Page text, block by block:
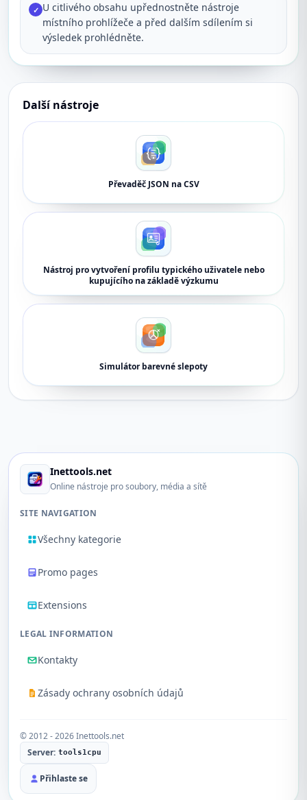
✓ U citlivého obsahu upřednostněte nástroje
místního prohlížeče a před dalším sdílením si
výsledek prohlédněte.
Další nástroje
Převaděč JSON na CSV
Nástroj pro vytvoření profilu typického uživatele nebo
kupujícího na základě výzkumu
Simulátor barevné slepoty
Inettools.net
Online nástroje pro soubory, média a sítě
SITE NAVIGATION
Všechny kategorie
Promo pages
Extensions
LEGAL INFORMATION
Kontakty
Zásady ochrany osobních údajů
© 2012 - 2026 Inettools.net
Server: tools1cpu
Přihlaste se